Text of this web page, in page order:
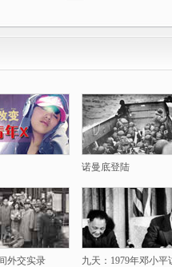
诺曼底登陆
外交实录 九天：1979年邓小平